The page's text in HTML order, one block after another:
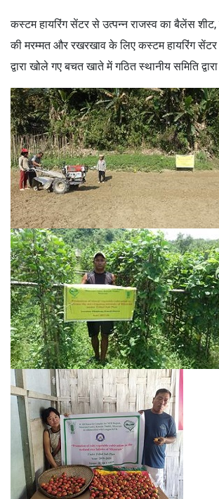
कस्टम हायरिंग सेंटर से उत्पन्न राजस्व का बैलेंस शीट,
की मरम्मत और रखरखाव के लिए कस्टम हायरिंग
द्वारा खोले गए बचत खाते में गठित स्थानीय समिति